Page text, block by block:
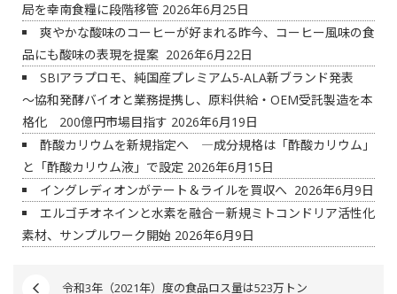
局を幸南食糧に段階移管 2026年6月25日
爽やかな酸味のコーヒーが好まれる昨今、コーヒー風味の食
品にも酸味の表現を提案 2026年6月22日
SBIアラプロモ、純国産プレミアム5-ALA新ブランド発表
～協和発酵バイオと業務提携し、原料供給・OEM受託製造を本
格化 200億円市場目指す 2026年6月19日
酢酸カリウムを新規指定へ ―成分規格は「酢酸カリウム」
と「酢酸カリウム液」で設定 2026年6月15日
イングレディオンがテート＆ライルを買収へ 2026年6月9日
エルゴチオネインと水素を融合－新規ミトコンドリア活性化
素材、サンプルワーク開始 2026年6月9日
令和3年（2021年）度の食品ロス量は523万トン